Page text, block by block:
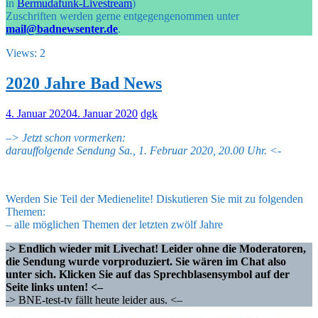
in Bermudafunk-Livestream)
Zuschriften werden gerne entgegengenommen unter
mail@badnewsenter.de.
Views: 2
2020 Jahre Bad News
4. Januar 20204. Januar 2020 dgk
–> Jetzt schon vormerken:
darauffolgende Sendung Sa., 1. Februar 2020, 20.00 Uhr. <-
Werden Sie Teil der Medienelite! Diskutieren Sie mit zu folgenden
Themen:
– alle möglichen Themen der letzten zwölf Jahre
-> Endlich wieder mit Livechat! Leider ohne die Moderatoren,
die Sendung wurde vorproduziert. Sie wären im Chat also
unter sich. Klicken Sie auf das Sprechblasensymbol auf der
Seite links unten! <–
-> BNE-test-tv fällt heute leider aus. <–